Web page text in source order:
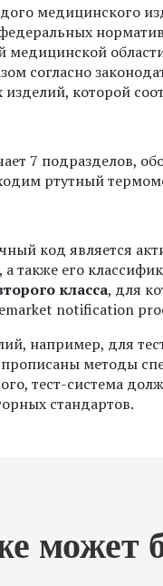
медицинского
федеральных
медицинской
согласно
которой
7 подразделов,
ртутный
код является
также его
класса, для
notification
например, для
методы
тест-система
стандартов.
может